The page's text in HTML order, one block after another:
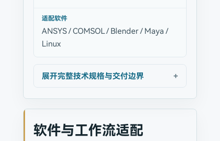
适配软件
ANSYS / COMSOL / Blender / Maya /
Linux
展开完整技术规格与交付边界
软件与工作流适配